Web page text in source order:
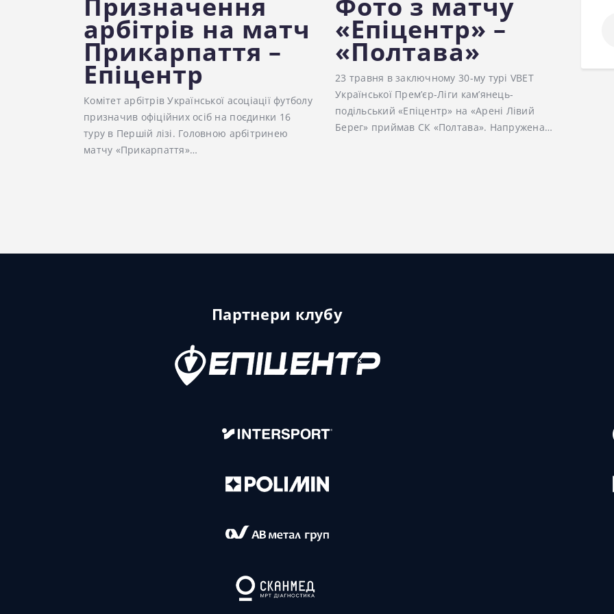
арбітрів на матч
Прикарпаття –
Епіцентр
Комітет арбітрів Української асоціації футболу
призначив офіційних осіб на поєдинки 16
туру в Першій лізі. Головною арбітринею
матчу «Прикарпаття»…
«Епіцентр» –
«Полтава»
23 травня в заключному 30-му турі VBET
Української Прем’єр-Ліги кам’янець-
подільський «Епіцентр» на «Арені Лівий
Берег» приймав СК «Полтава». Напружена…